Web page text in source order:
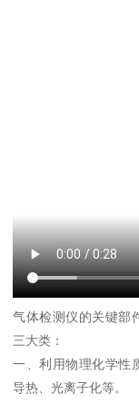
气体检测仪的关键部
三大类：
一、利用物理化学性
导热、光离子化等。